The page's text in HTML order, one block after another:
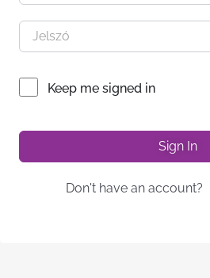
Keep me signed in
Sign In
Don't have an account?